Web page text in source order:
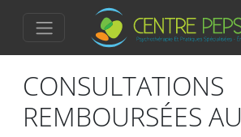
CONSULTATIONS
REMBOURSÉES AU